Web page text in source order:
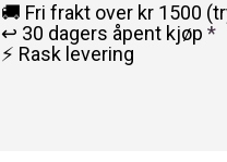
🚚 Fri frakt over kr 1500
↩️ 30 dagers åpent kjøp*
⚡ Rask levering